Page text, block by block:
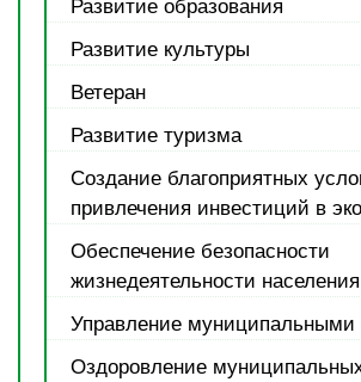
Развитие образования
Развитие культуры
Ветеран
Развитие туризма
Создание благоприятных
привлечения инвестиций в
Обеспечение безопасности
жизнедеятельности населения
Управление
Оздоровление